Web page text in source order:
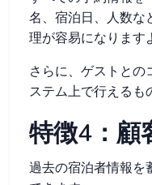
名、宿泊日、人数な
理が容易になります
さらに、ゲストとの
ステム上で行えるも
特徴4：顧
過去の宿泊者情報を